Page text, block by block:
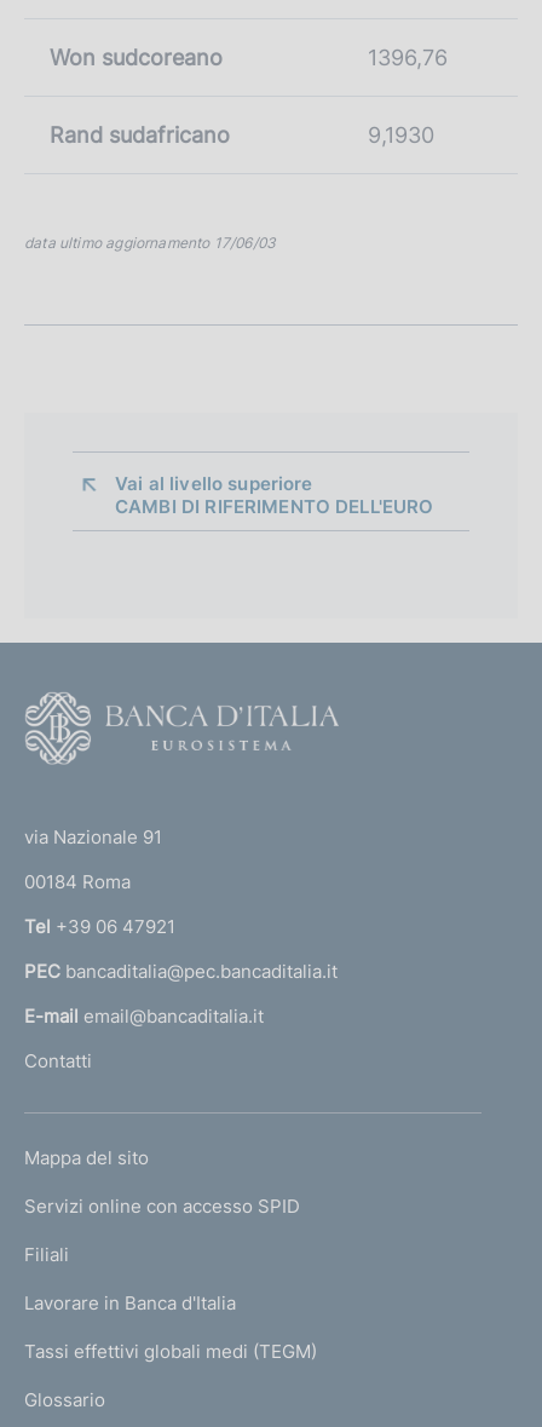
Won sudcoreano 1396,76
Rand sudafricano 9,1930
data ultimo aggiornamento 17/06/03
Vai al livello superiore
CAMBI DI RIFERIMENTO DELL'EURO
r
n
a
l
'
m
e
a
g
via Nazionale 91
00184 Roma
Tel +39 06 47921
PEC bancaditalia@pec.bancaditalia.it
E-mail email@bancaditalia.it
Contatti
L
N
K
T
I
I
Mappa del sito
Servizi online con accesso SPID
Filiali
Lavorare in Banca d'Italia
Tassi effettivi globali medi (TEGM)
Glossario